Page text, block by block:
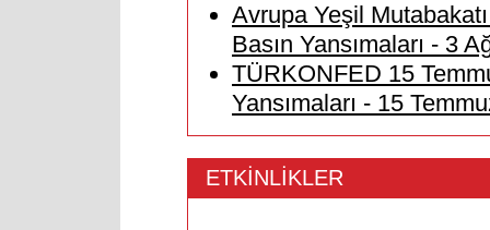
Avrupa Yeşil
Basın Yansımaları - 3
TÜRKONFED 15
Yansımaları - 15
ETKİNLİKLER